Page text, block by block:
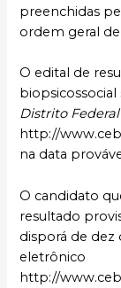
preenchidas
ordem geral de
O edital de
Distrito Federal
http://
na data
O candidato
resultado
disporá de dez
eletrônico
http://